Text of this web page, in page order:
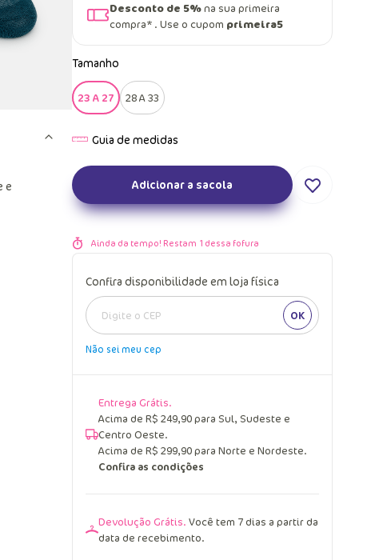
e
Desconto de 5%na sua primeira
compra* . Use o cupom primeira5
Tamanho
23 A 27 28 A 33
Adicionar a sacola
Ainda da tempo! Restam 1 dessa fofura
Confira disponibilidade em loja física
OK
Não sei meu cep
Entrega Grátis.
Acima de R$ 249,90 para Sul, Sudeste e
Centro Oeste.
Acima de R$ 299,90 para Norte e Nordeste.
Confira as condições
Devolução Grátis. Você tem 7 dias a partir da
data de recebimento.